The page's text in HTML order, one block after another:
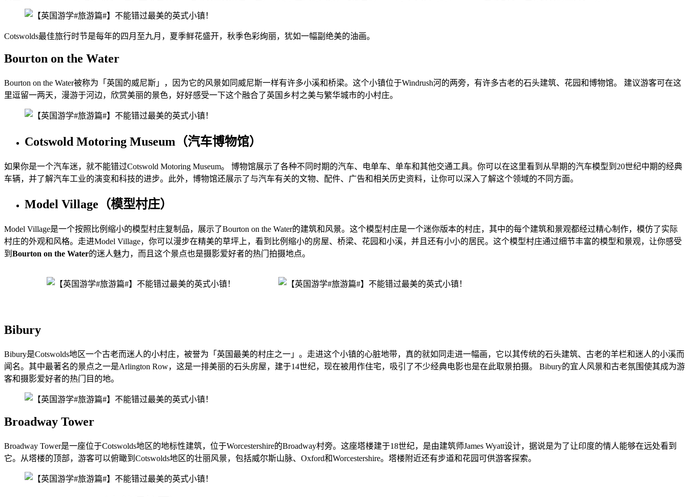
Cotswolds最佳旅行时节是每年的四月至九月，夏季鲜花盛开，秋季色彩绚丽，犹如一幅副绝美的油画。
Bourton on the Water
Bourton on the Water被称为「英国的威尼斯」，因为它的风景如同威尼斯一样有许多小溪和桥梁。这个小镇位于Windrush河的两旁，有许多古老的石头建筑、花园和博物馆。 建议游客可在这
里逗留一两天，漫游于河边，欣赏美丽的景色，好好感受一下这个融合了英国乡村之美与繁华城市的小村庄。
Cotswold Motoring Museum（汽车博物馆）
如果你是一个汽车迷，就不能错过Cotswold Motoring Museum。 博物馆展示了各种不同时期的汽车、电单车、单车和其他交通工具。你可以在这里看到从早期的汽车模型到20世纪中期的经典
车辆，并了解汽车工业的演变和科技的进步。此外，博物馆还展示了与汽车有关的文物、配件、广告和相关历史资料，让你可以深入了解这个领域的不同方面。
Model Village（模型村庄）
Model Village是一个按照比例缩小的模型村庄复制品，展示了Bourton on the Water的建筑和风景。这个模型村庄是一个迷你版本的村庄，其中的每个建筑和景观都经过精心制作，模仿了实际
村庄的外观和风格。走进Model Village，你可以漫步在精美的草坪上，看到比例缩小的房屋、桥梁、花园和小溪，并且还有小小的居民。这个模型村庄通过细节丰富的模型和景观，让你感受
到 Bourton on the Water的迷人魅力，而且这个景点也是摄影爱好者的热门拍摄地点。
Bibury
Bibury是Cotswolds地区一个古老而迷人的小村庄，被誉为「英国最美的村庄之一」。走进这个小镇的心脏地带，真的就如同走进一幅画，它以其传统的石头建筑、古老的羊栏和迷人的小溪而
闻名。其中最著名的景点之一是Arlington Row，这是一排美丽的石头房屋，建于14世纪，现在被用作住宅，吸引了不少经典电影也是在此取景拍摄。 Bibury的宜人风景和古老氛围使其成为游
客和摄影爱好者的热门目的地。
Broadway Tower
Broadway Tower是一座位于Cotswolds地区的地标性建筑，位于Worcestershire的Broadway村旁。这座塔楼建于18世纪，是由建筑师James Wyatt设计，据说是为了让印度的情人能够在远处看到
它。从塔楼的顶部，游客可以俯瞰到Cotswolds地区的壮丽风景，包括威尔斯山脉、Oxford和Worcestershire。塔楼附近还有步道和花园可供游客探索。